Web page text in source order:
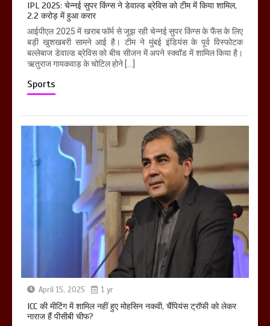
IPL 2025: चेन्नई सुपर किंग्स ने डेवाल्ड ब्रेविस को टीम में किया शामिल,
2.2 करोड़ में हुआ करार
आईपीएल 2025 में खराब फॉर्म से जूझ रही चेन्नई सुपर किंग्स के फैंस के लिए
बड़ी खुशखबरी सामने आई है। टीम ने मुंबई इंडियंस के पूर्व विस्फोटक
बल्लेबाज डेवाल्ड ब्रेविस को बीच सीजन में अपने स्क्वॉड में शामिल किया है।
ऋतुराज गायकवाड़ के चोटिल होने […]
Sports
April 15, 2025 1 yr
ICC की मीटिंग में शामिल नहीं हुए मोहसिन नकवी, चैंपियंस ट्रॉफी को लेकर
नाराज हैं पीसीबी चीफ?